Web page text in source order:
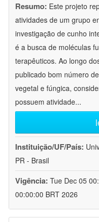
Resumo: Este projeto
atividades de um grupo
investigação de cunho
é a busca de moléculas
terapêuticos. Ao longo
publicado bom número
vegetal e fúngica,
possuem atividade...
Instituição/UF/País:
PR - Brasil
Vigência: Tue Dec 05
00:00:00 BRT 2026